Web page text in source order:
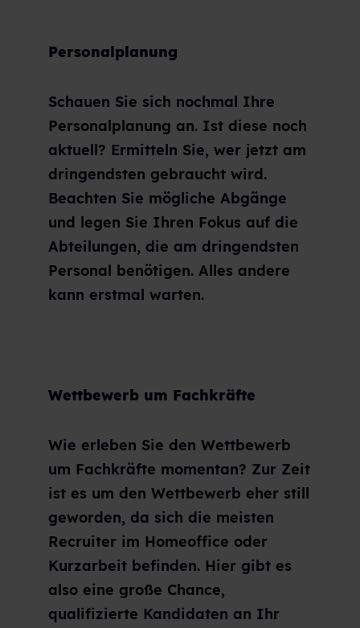
Personalplanung
Schauen Sie sich nochmal Ihre
Personalplanung an. Ist diese noch
aktuell? Ermitteln Sie, wer jetzt am
dringendsten gebraucht wird.
Beachten Sie mögliche Abgänge
und legen Sie Ihren Fokus auf die
Abteilungen, die am dringendsten
Personal benötigen. Alles andere
kann erstmal warten.
Wettbewerb um Fachkräfte
Wie erleben Sie den Wettbewerb
um Fachkräfte momentan? Zur Zeit
ist es um den Wettbewerb eher still
geworden, da sich die meisten
Recruiter im Homeoffice oder
Kurzarbeit befinden. Hier gibt es
also eine große Chance,
qualifizierte Kandidaten an Ihr